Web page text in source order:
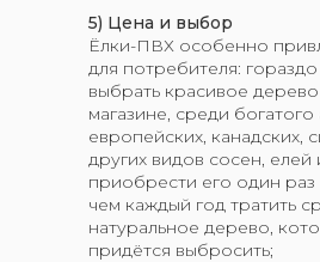
5) Цена и выбор
Ёлки-ПВХ особенно
для потребителя:
выбрать красивое
магазине, среди
европейских, канадских,
других видов сосен, елей
приобрести его один раз
чем каждый год тратить
натуральное дерево,
придётся выбросить;